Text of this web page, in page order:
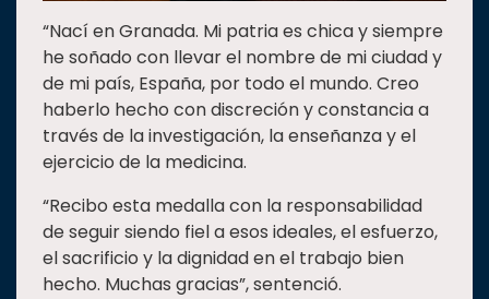
“Nací en Granada. Mi patria es chica y siempre
he soñado con llevar el nombre de mi ciudad y
de mi país, España, por todo el mundo. Creo
haberlo hecho con discreción y constancia a
través de la investigación, la enseñanza y el
ejercicio de la medicina.
“Recibo esta medalla con la responsabilidad
de seguir siendo fiel a esos ideales, el esfuerzo,
el sacrificio y la dignidad en el trabajo bien
hecho. Muchas gracias”, sentenció.